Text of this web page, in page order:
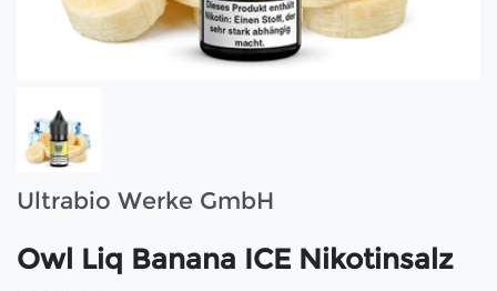
Ultrabio Werke GmbH
Owl Liq Banana ICE Nikotinsalz